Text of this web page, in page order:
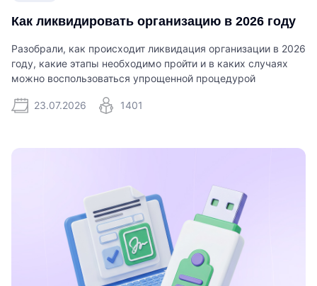
Как ликвидировать организацию в 2026 году
Разобрали, как происходит ликвидация организации в 2026
году, какие этапы необходимо пройти и в каких случаях
можно воспользоваться упрощенной процедурой
23.07.2026 1401